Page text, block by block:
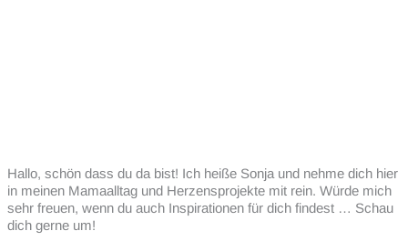
Hallo, schön dass du da bist! Ich heiße Sonja und nehme dich hier
in meinen Mamaalltag und Herzensprojekte mit rein. Würde mich
sehr freuen, wenn du auch Inspirationen für dich findest … Schau
dich gerne um!